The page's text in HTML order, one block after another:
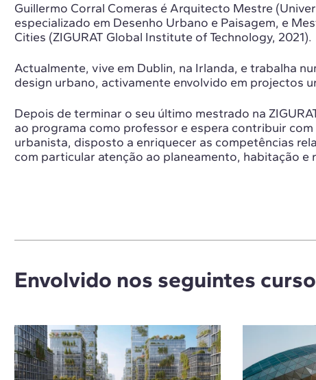
Guillermo Corral Comeras é Arquitecto Mestre
especializado em Desenho Urbano e Paisagem, e
Cities (ZIGURAT Global Institute of Technology, 2021).
Actualmente, vive em Dublin, na Irlanda, e trabalha
design urbano, activamente envolvido em projectos
Depois de terminar o seu último mestrado na
ao programa como professor e espera contribuir
urbanista, disposto a enriquecer as competências
com particular atenção ao planeamento, habitação e
Envolvido nos seguintes